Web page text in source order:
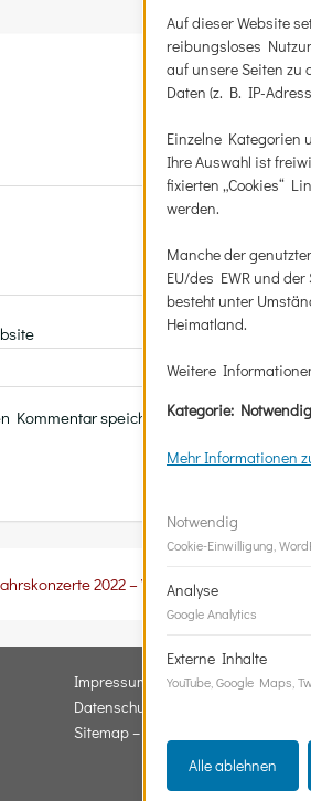
Kommentar speichern.
2022 – Vorverkauf
Impressum
Datenschutz
Sitemap – Beiträge & Seiten
Auf dieser Website
reibungsloses
auf unsere Seiten zu
Daten (z. B. IP-
Einzelne Kategorien
Ihre Auswahl ist
fixierten „Cookies“
werden.
Manche der
EU/des EWR und
besteht unter
Heimatland.
Weitere
Kategorie:
Mehr Informationen
Notwendig
Cookie-Einwilligung,
Analyse
Google Analytics
Externe Inhalte
YouTube, Google Maps,
Alle ablehnen